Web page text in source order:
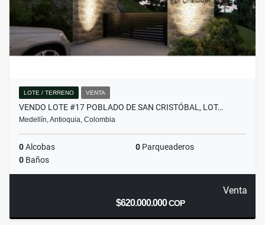
LOTE / TERRENO VENTA
VENDO LOTE #17 POBLADO DE SAN CRISTÓBAL, LOT…
Medellín, Antioquia, Colombia
0Alcobas 0 Parqueaderos
0 Baños
Venta
$620.000.000COP